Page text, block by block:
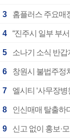
3 홈플러스 주요매
4 “진주시 일부 부
5 소나기 소식 반
6 창원시 불법주정
7 엘시티 ‘사무장
8 인신매매 탈출하
9 신고 없이 홍보·